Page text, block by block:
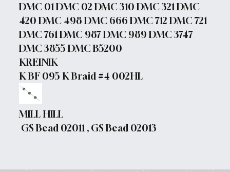
DMC 01 DMC 02 DMC 310 DMC 321 DMC
420 DMC 498 DMC 666 DMC 712 DMC 721
DMC 761 DMC 987 DMC 989 DMC 3747
DMC 3855 DMC B5200
KREINIK
K BF 095 K Braid #4 002HL
MILL HILL
GS Bead 02011 , GS Bead 02013